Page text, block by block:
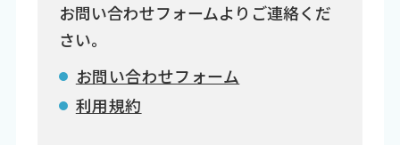
お問い合わせフォームよりご連絡くだ
さい。
お問い合わせフォーム
利用規約